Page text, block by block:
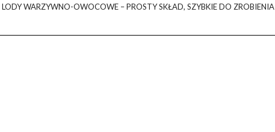
LODY WARZYWNO-OWOCOWE – PROSTY SKŁAD, SZYBKIE DO ZROBIENIA